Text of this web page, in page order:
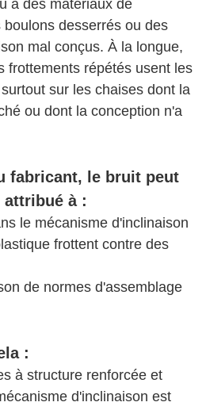
à des matériaux de
desserrés ou des
mal conçus. À la longue,
frottements répétés usent les
sur les chaises dont la
ou dont la conception n'a
fabricant, le bruit peut
attribué à :
le mécanisme d'inclinaison
frottent contre des
de normes d'assemblage
:
à structure renforcée et
d'inclinaison est